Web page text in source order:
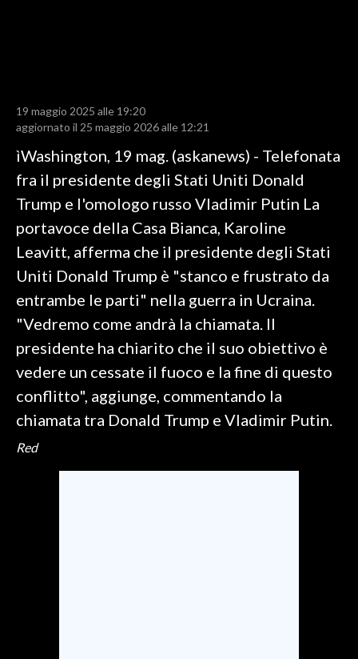
SPORT
RISULTATI E CLASSIFICHE
CALCIO
CALCIO REGIONALE
VOLLEY
MOTORI
ALTRI SPORT
CULTURA
SPETTACOLI
19 maggio 2025 alle 19:20
aggiornato il 25 maggio 2026 alle 12:21
ìWashington, 19 mag. (askanews) - Telefonata
fra il presidente degli Stati Uniti Donald
Trump e l'omologo russo Vladimir Putin La
portavoce della Casa Bianca, Karoline
Leavitt, afferma che il presidente degli Stati
Uniti Donald Trump è "stanco e frustrato da
entrambe le parti" nella guerra in Ucraina.
"Vedremo come andrà la chiamata. Il
presidente ha chiarito che il suo obiettivo è
vedere un cessate il fuoco e la fine di questo
conflitto", aggiunge, commentando la
chiamata tra Donald Trump e Vladimir Putin.
Red